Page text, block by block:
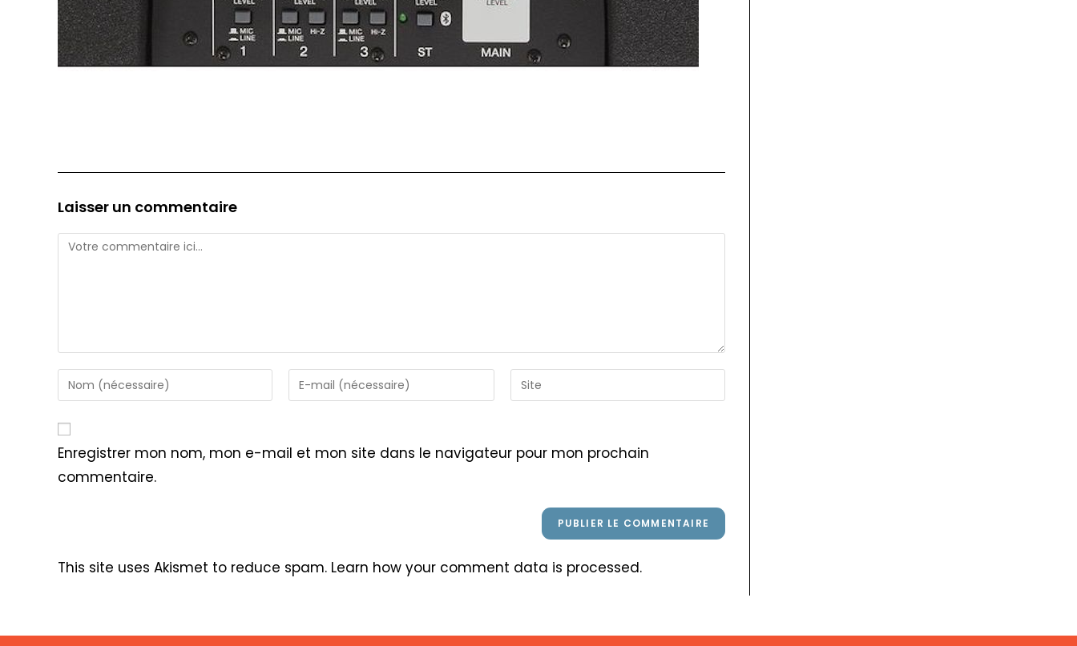
Laisser un commentaire
Comment
Enter
your
or
username
to
Enter
your
to
Saisir
l’URL
site
Enregistrer mon nom, mon e-mail et mon site dans le navigateur pour mon prochain
commentaire.
This site uses Akismet to reduce spam. Learn how your comment data is processed.